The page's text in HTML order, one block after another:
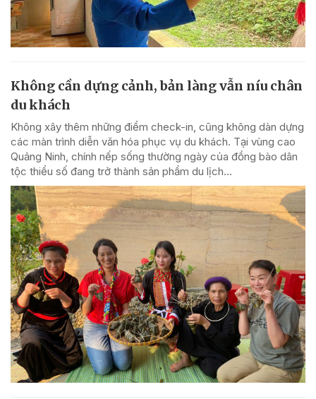
Không cần dựng cảnh, bản làng vẫn níu chân
du khách
Không xây thêm những điểm check-in, cũng không dàn dựng
các màn trình diễn văn hóa phục vụ du khách. Tại vùng cao
Quảng Ninh, chính nếp sống thường ngày của đồng bào dân
tộc thiểu số đang trở thành sản phẩm du lịch...